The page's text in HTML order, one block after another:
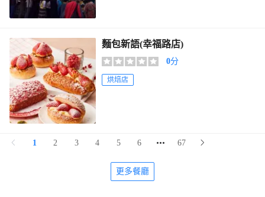
麵包新語(幸福路店)
0分
烘焙店
1 2 3 4 5 6 67
更多餐廳